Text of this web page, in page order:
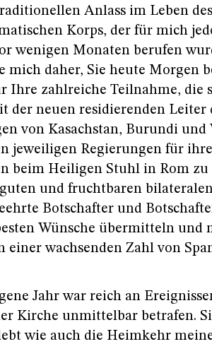
Anlass im Leben
Korps, der für mich
wenigen Monaten berufen
mich daher, Sie heute Morgen
Ihre zahlreiche Teilnahme, die
der neuen residierenden Leiter
von Kasachstan, Burundi und
jeweiligen Regierungen für
beim Heiligen Stuhl in Rom zu
und fruchtbaren
Botschafter und
Wünsche übermitteln und
einer wachsenden Zahl von
Jahr war reich an
Kirche unmittelbar betrafen.
wie auch die Heimkehr